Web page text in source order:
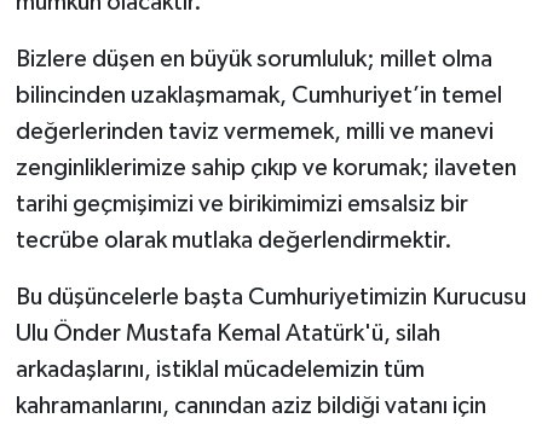
Bizlere düşen en büyük sorumluluk; millet olma
bilincinden uzaklaşmamak, Cumhuriyet’in temel
değerlerinden taviz vermemek, milli ve manevi
zenginliklerimize sahip çıkıp ve korumak; ilaveten
tarihi geçmişimizi ve birikimimizi emsalsiz bir
tecrübe olarak mutlaka değerlendirmektir.
Bu düşüncelerle başta Cumhuriyetimizin Kurucusu
Ulu Önder Mustafa Kemal Atatürk'ü, silah
arkadaşlarını, istiklal mücadelemizin tüm
kahramanlarını, canından aziz bildiği vatanı için